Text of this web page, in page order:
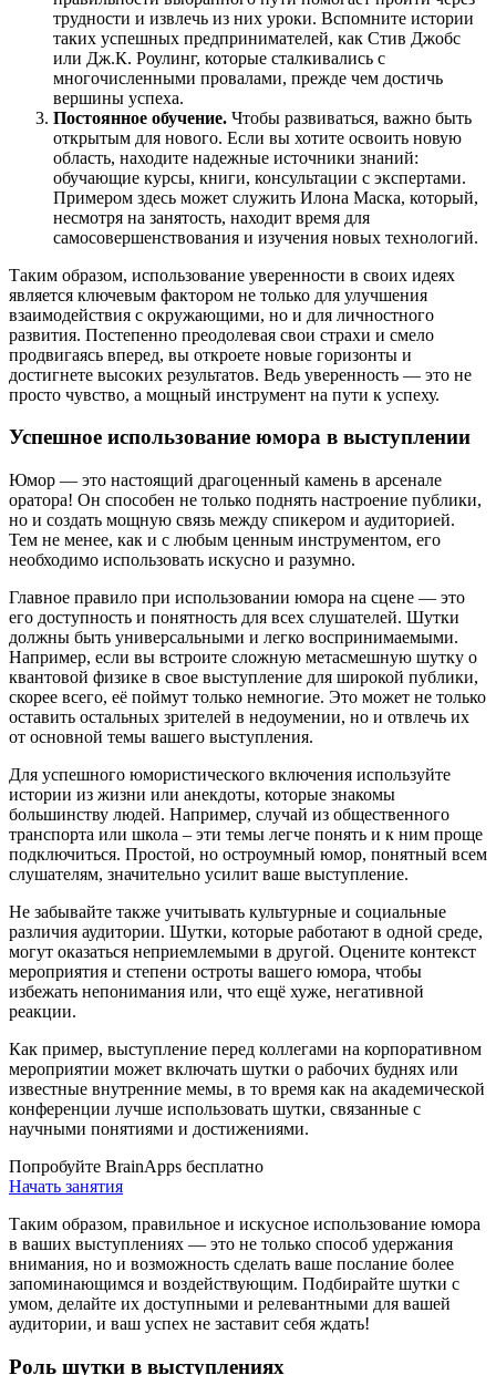
трудности и извлечь из них уроки. Вспомните истории
таких успешных предпринимателей, как Стив Джобс
или Дж.К. Роулинг, которые сталкивались с
многочисленными провалами, прежде чем достичь
вершины успеха.
Постоянное обучение. Чтобы развиваться, важно быть
открытым для нового. Если вы хотите освоить новую
область, находите надежные источники знаний:
обучающие курсы, книги, консультации с экспертами.
Примером здесь может служить Илона Маска, который,
несмотря на занятость, находит время для
самосовершенствования и изучения новых технологий.
Таким образом, использование уверенности в своих идеях
является ключевым фактором не только для улучшения
взаимодействия с окружающими, но и для личностного
развития. Постепенно преодолевая свои страхи и смело
продвигаясь вперед, вы откроете новые горизонты и
достигнете высоких результатов. Ведь уверенность — это не
просто чувство, а мощный инструмент на пути к успеху.
Успешное использование юмора в выступлении
Юмор — это настоящий драгоценный камень в арсенале
оратора! Он способен не только поднять настроение публики,
но и создать мощную связь между спикером и аудиторией.
Тем не менее, как и с любым ценным инструментом, его
необходимо использовать искусно и разумно.
Главное правило при использовании юмора на сцене — это
его доступность и понятность для всех слушателей. Шутки
должны быть универсальными и легко воспринимаемыми.
Например, если вы встроите сложную метасмешную шутку о
квантовой физике в свое выступление для широкой публики,
скорее всего, её поймут только немногие. Это может не только
оставить остальных зрителей в недоумении, но и отвлечь их
от основной темы вашего выступления.
Для успешного юмористического включения используйте
истории из жизни или анекдоты, которые знакомы
большинству людей. Например, случай из общественного
транспорта или школа – эти темы легче понять и к ним проще
подключиться. Простой, но остроумный юмор, понятный всем
слушателям, значительно усилит ваше выступление.
Не забывайте также учитывать культурные и социальные
различия аудитории. Шутки, которые работают в одной среде,
могут оказаться неприемлемыми в другой. Оцените контекст
мероприятия и степени остроты вашего юмора, чтобы
избежать непонимания или, что ещё хуже, негативной
реакции.
Как пример, выступление перед коллегами на корпоративном
мероприятии может включать шутки о рабочих буднях или
известные внутренние мемы, в то время как на академической
конференции лучше использовать шутки, связанные с
научными понятиями и достижениями.
Попробуйте BrainApps бесплатно
Начать занятия
Таким образом, правильное и искусное использование юмора
в ваших выступлениях — это не только способ удержания
внимания, но и возможность сделать ваше послание более
запоминающимся и воздействующим. Подбирайте шутки с
умом, делайте их доступными и релевантными для вашей
аудитории, и ваш успех не заставит себя ждать!
Роль шутки в выступлениях